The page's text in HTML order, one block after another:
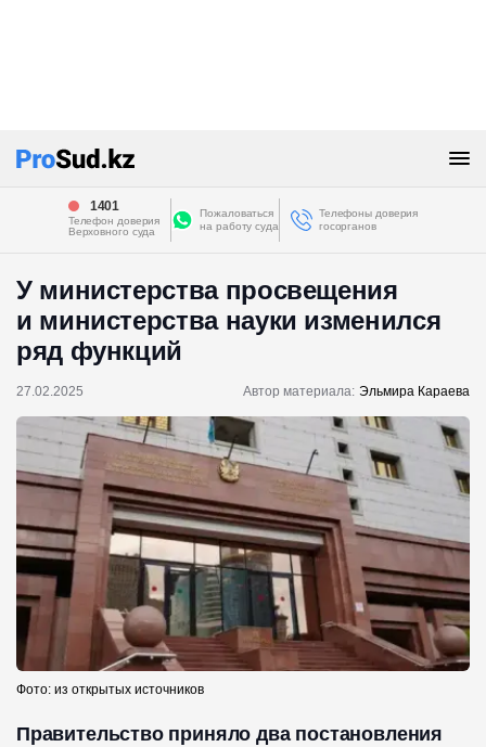
1401
Телефон доверия
Верховного суда
Пожаловаться
на работу суда
Телефоны доверия
госорганов
У министерства просвещения
и министерства науки изменился
ряд функций
27.02.2025 Автор материала: Эльмира Караева
Фото: из открытых источников
Правительство приняло два постановления